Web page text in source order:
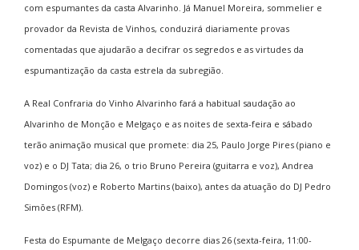
com espumantes da casta Alvarinho. Já Manuel Moreira, sommelier e
provador da Revista de Vinhos, conduzirá diariamente provas
comentadas que ajudarão a decifrar os segredos e as virtudes da
espumantização da casta estrela da subregião.
A Real Confraria do Vinho Alvarinho fará a habitual saudação ao
Alvarinho de Monção e Melgaço e as noites de sexta-feira e sábado
terão animação musical que promete: dia 25, Paulo Jorge Pires (piano e
voz) e o DJ Tata; dia 26, o trio Bruno Pereira (guitarra e voz), Andrea
Domingos (voz) e Roberto Martins (baixo), antes da atuação do DJ Pedro
Simões (RFM).
Festa do Espumante de Melgaço decorre dias 26 (sexta-feira, 11:00-